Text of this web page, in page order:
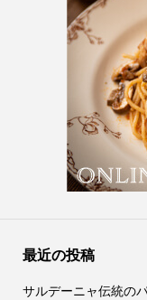
最近の投稿
サルデーニャ伝統の